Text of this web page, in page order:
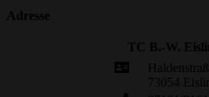
Adresse
TC B.-W.
73054